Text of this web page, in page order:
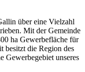
über eine Vielzahl
Mit der Gemeinde
ha Gewerbefläche für
besitzt die Region des
Gewerbegebiet unseres